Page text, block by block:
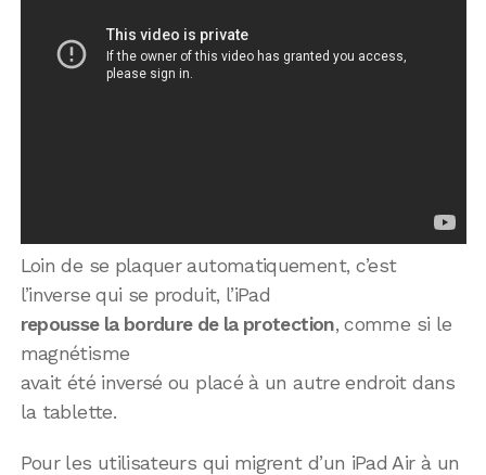
Loin de se plaquer automatiquement, c’est
l’inverse qui se produit, l’iPad
repousse la bordure de la protection, comme si le
magnétisme
avait été inversé ou placé à un autre endroit dans
la tablette.
Pour les utilisateurs qui migrent d’un iPad Air à un